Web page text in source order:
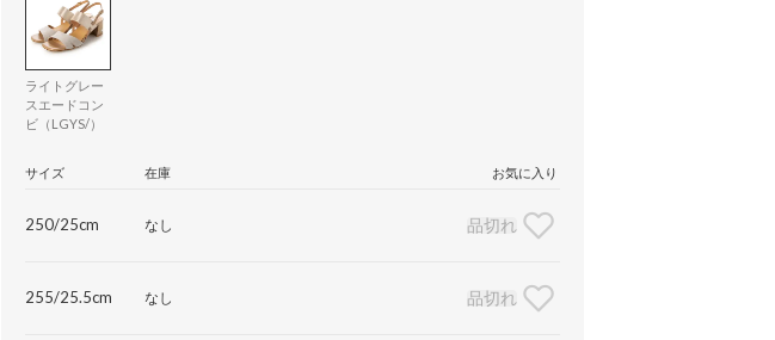
ライトグレー
スエードコン
ビ（LGYS/）
サイズ 在庫 お気に入り
250/25cm なし 品切れ
255/25.5cm なし 品切れ